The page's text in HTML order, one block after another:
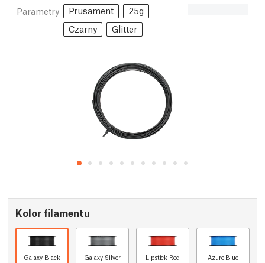
Parametry Prusament
25g
Czarny
Glitter
Kolor filamentu
Galaxy Black Galaxy Silver Lipstick Red Azure Blue